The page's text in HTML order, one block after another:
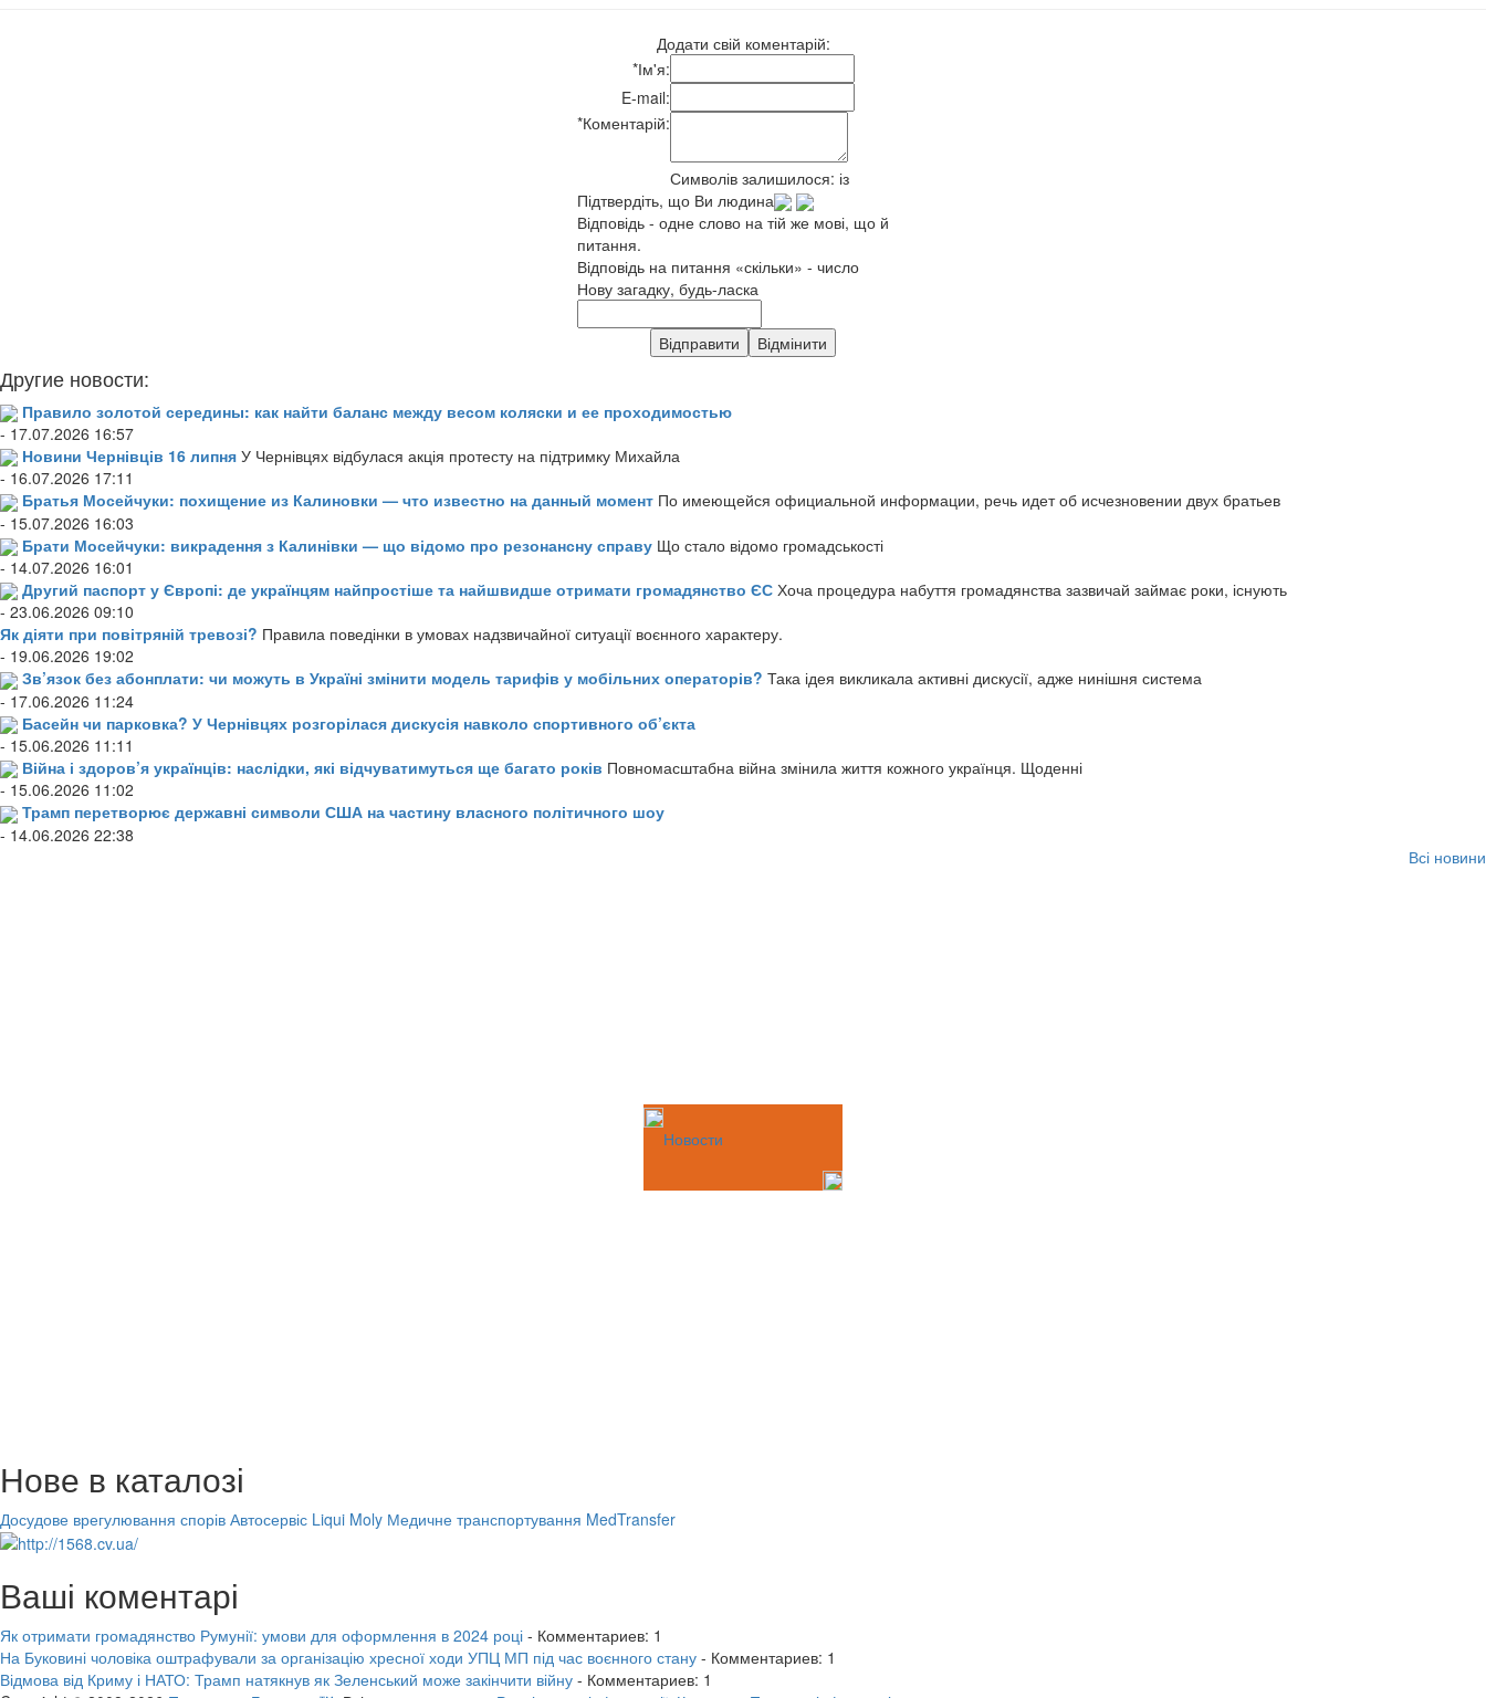
Додати свій коментарій:
*Ім'я:
E-mail:
*Коментарій:
Символів залишилося: із
Підтвердіть, що Ви людина
Відповідь - одне слово на тій же мові, що й
питання.
Відповідь на питання «скільки» - число
Нову загадку, будь-ласка
Другие новости:
Правило золотой середины: как найти баланс между весом коляски и ее проходимостью
- 17.07.2026 16:57
Новини Чернівців 16 липня У Чернівцях відбулася акція протесту на підтримку Михайла
- 16.07.2026 17:11
Братья Мосейчуки: похищение из Калиновки — что известно на данный момент По имеющейся официальной информации, речь идет об исчезновении двух братьев
- 15.07.2026 16:03
Брати Мосейчуки: викрадення з Калинівки — що відомо про резонансну справу Що стало відомо громадськості
- 14.07.2026 16:01
Другий паспорт у Європі: де українцям найпростіше та найшвидше отримати громадянство ЄС Хоча процедура набуття громадянства зазвичай займає роки, існують
- 23.06.2026 09:10
Як діяти при повітряній тревозі? Правила поведінки в умовах надзвичайної ситуації воєнного характеру.
- 19.06.2026 19:02
Зв’язок без абонплати: чи можуть в Україні змінити модель тарифів у мобільних операторів? Така ідея викликала активні дискусії, адже нинішня система
- 17.06.2026 11:24
Басейн чи парковка? У Чернівцях розгорілася дискусія навколо спортивного об’єкта
- 15.06.2026 11:11
Війна і здоров’я українців: наслідки, які відчуватимуться ще багато років Повномасштабна війна змінила життя кожного українця. Щоденні
- 15.06.2026 11:02
Трамп перетворює державні символи США на частину власного політичного шоу
- 14.06.2026 22:38
Всі новини
Новости
Нове в каталозі
Досудове врегулювання спорів Автосервіс Liqui Moly Медичне транспортування MedTransfer
Ваші коментарі
Як отримати громадянство Румунії: умови для оформлення в 2024 році - Комментариев: 1
На Буковині чоловіка оштрафували за організацію хресної ходи УПЦ МП під час воєнного стану - Комментариев: 1
Відмова від Криму і НАТО: Трамп натякнув як Зеленський може закінчити війну - Комментариев: 1